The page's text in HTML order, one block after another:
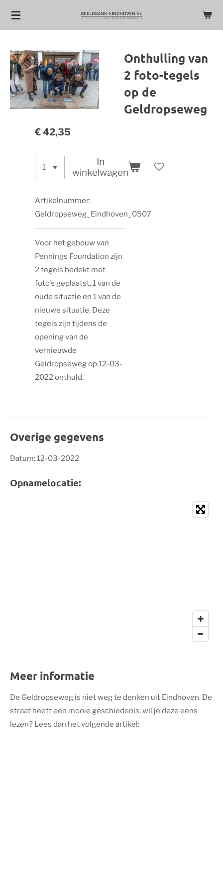
Ga
de
hoofdinhoud
Onthulling van
2 foto-tegels
op de
Geldropseweg
€ 42,35
In
winkelwagen
Artikelnummer:
Geldropseweg_Eindhoven_0507
Voor het gebouw van
Pennings Foundation zijn
2 tegels bedekt met
foto's geplaatst, 1 van de
oude situatie en 1 van de
nieuwe situatie. Deze
tegels zijn tijdens de
opening van de
vernieuwde
Geldropseweg op 12-03-
2022 onthuld.
Overige gegevens
Datum: 12-03-2022
Opnamelocatie:
Meer informatie
De Geldropseweg is niet weg te denken uit Eindhoven. De
straat heeft een mooie geschiedenis, wil je deze eens
lezen? Lees dan het volgende artikel: